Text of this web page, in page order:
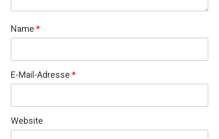
Name*
E-Mail-Adresse*
Website